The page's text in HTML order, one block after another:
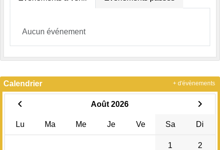
Aucun événement
Calendrier
Août 2026
Lu Ma Me Je Ve Sa Di
1 2
+ d'évènements